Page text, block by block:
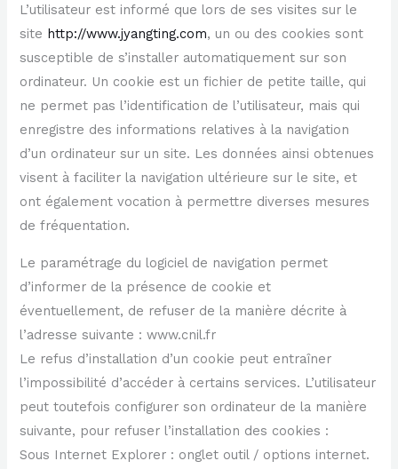
L’utilisateur est informé que lors de ses visites sur le
site http://www.jyangting.com, un ou des cookies sont
susceptible de s’installer automatiquement sur son
ordinateur. Un cookie est un fichier de petite taille, qui
ne permet pas l’identification de l’utilisateur, mais qui
enregistre des informations relatives à la navigation
d’un ordinateur sur un site. Les données ainsi obtenues
visent à faciliter la navigation ultérieure sur le site, et
ont également vocation à permettre diverses mesures
de fréquentation.
Le paramétrage du logiciel de navigation permet
d’informer de la présence de cookie et
éventuellement, de refuser de la manière décrite à
l’adresse suivante : www.cnil.fr
Le refus d’installation d’un cookie peut entraîner
l’impossibilité d’accéder à certains services. L’utilisateur
peut toutefois configurer son ordinateur de la manière
suivante, pour refuser l’installation des cookies :
Sous Internet Explorer : onglet outil / options internet.